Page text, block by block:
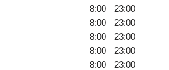
8:00 – 23:00
8:00 – 23:00
8:00 – 23:00
8:00 – 23:00
8:00 – 23:00